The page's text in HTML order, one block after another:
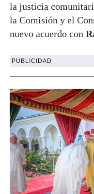
la justicia
la Comisión y el
nuevo acuerdo con
PUBLICIDAD